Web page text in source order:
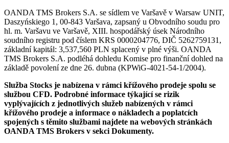
OANDA TMS Brokers S.A. se sídlem ve Varšavě v Warsaw UNIT,
Daszyńskiego 1, 00-843 Varšava, zapsaný u Obvodního soudu pro
hl. m. Varšavu ve Varšavě, XIII. hospodářský úsek Národního
soudního registru pod číslem KRS 0000204776, DIČ 5262759131,
základní kapitál: 3,537,560 PLN splacený v plné výši. OANDA
TMS Brokers S.A. podléhá dohledu Komise pro finanční dohled na
základě povolení ze dne 26. dubna (KPWiG-4021-54-1/2004).
Služba Stocks je nabízena v rámci křížového prodeje spolu se
službou CFD. Podrobné informace týkající se rizik
vyplývajících z jednotlivých služeb nabízených v rámci
křížového prodeje a informace o nákladech a poplatcích
spojených s těmito službami najdete na webových stránkách
OANDA TMS Brokers v sekci Dokumenty.